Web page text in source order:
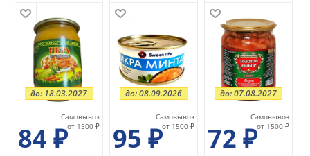
84 ₽
Самовывоз
от 1500 ₽
до: 18.03.2027
95 ₽
Самовывоз
от 1500 ₽
до: 08.09.2026
72 ₽
Самовывоз
от 1500 ₽
до: 07.08.2027